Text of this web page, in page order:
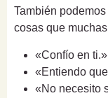
También
cosas que
«Confío en ti.»
«Entiendo
«No necesito